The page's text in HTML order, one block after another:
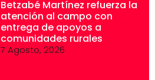
Betzabé Martínez refuerza la
atención al campo con
entrega de apoyos a
comunidades rurales
7 Agosto, 2026